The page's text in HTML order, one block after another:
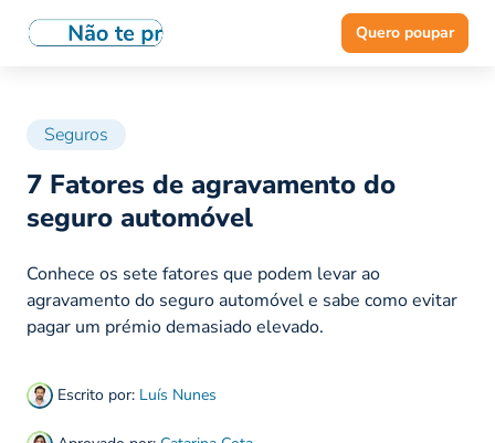
Quero poupar
Seguros
7 Fatores de agravamento do
seguro automóvel
Escrito por: Luís Nunes
Conhece os sete fatores que podem levar ao
agravamento do seguro automóvel e sabe como evitar
pagar um prémio demasiado elevado.